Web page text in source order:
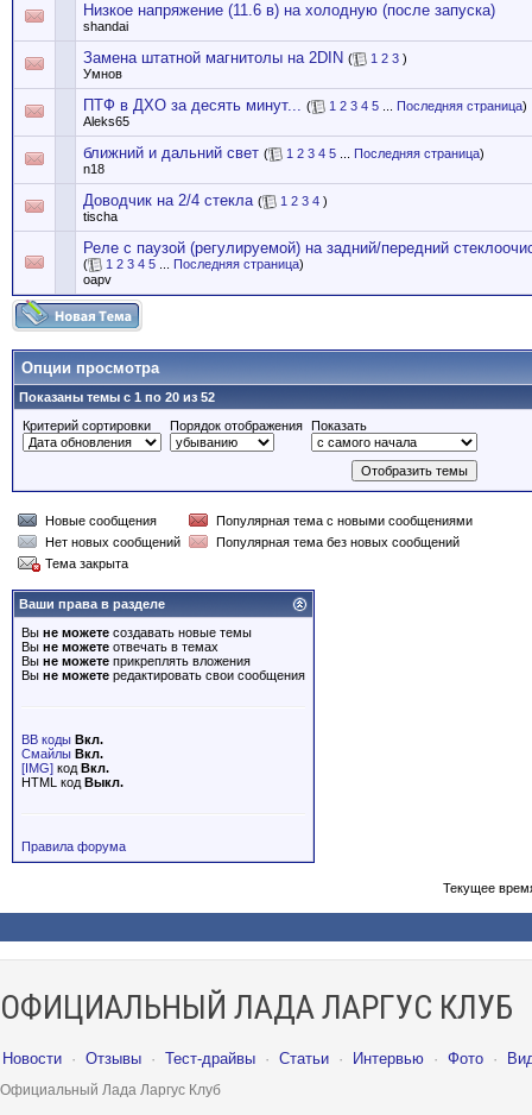
Низкое напряжение (11.6 в) на холодную (после запуска)
shandai
Замена штатной магнитолы на 2DIN ( 1 2 3 )
Умнов
ПТФ в ДХО за десять минут... ( 1 2 3 4 5 Последняя страница)
Aleks65
ближний и дальний свет ( 1 2 3 4 5 Последняя страница)
n18
Доводчик на 2/4 стекла ( 1 2 3 4 )
tischa
Реле с паузой (регулируемой) на задний/передний
( 1 2 3 4 5 Последняя страница)
oapv
Опции просмотра
Показаны темы с 1 по 20 из 52
Критерий сортировки
Порядок отображения Показать
Новые сообщения
Популярная тема с новыми сообщениями
Нет новых сообщений
Популярная тема без новых сообщений
Тема закрыта
Ваши права в разделе
Вы не можете создавать новые темы
Вы не можете отвечать в темах
Вы не можете прикреплять вложения
Вы не можете редактировать свои сообщения
BB коды Вкл.
Смайлы Вкл.
[IMG] код Вкл.
HTML код Выкл.
Правила форума
Текущее
ОФИЦИАЛЬНЫЙ ЛАДА ЛАРГУС КЛУБ
Новости · Отзывы · Тест-драйвы · Статьи · Интервью · Фото ·
Официальный Лада Ларгус Клуб